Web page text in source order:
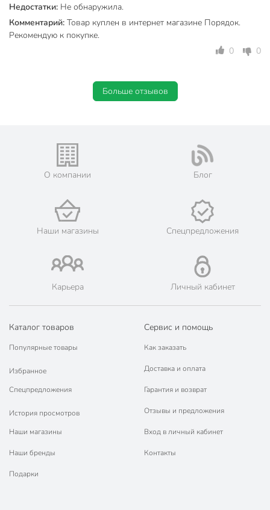
Недостатки: Не обнаружила.
Комментарий: Товар куплен в интернет магазине Порядок.
Рекомендую к покупке.
0
0
Больше отзывов
О компании Блог
Наши магазины Спецпредложения
Карьера Личный кабинет
Каталог товаров
Популярные товары
Избранное
Спецпредложения
История просмотров
Наши магазины
Наши бренды
Подарки
Сервис и помощь
Как заказать
Доставка и оплата
Гарантия и возврат
Отзывы и предложения
Вход в личный кабинет
Контакты